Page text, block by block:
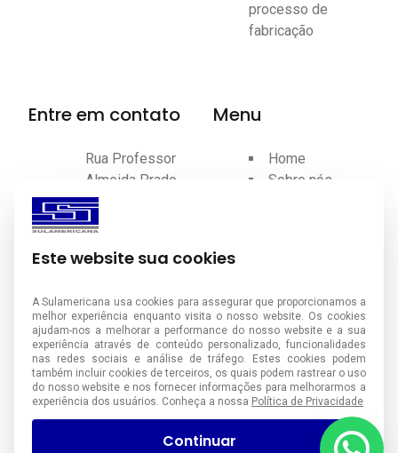
Este website sua cookies
A Sulamericana usa cookies para assegurar que proporcionamos a
melhor experiência enquanto visita o nosso website. Os cookies
ajudam-nos a melhorar a performance do nosso website e a sua
experiência através de conteúdo personalizado, funcionalidades
nas redes sociais e análise de tráfego. Estes cookies podem
também incluir cookies de terceiros, os quais podem rastrear o uso
do nosso website e nos fornecer informações para melhorarmos a
experiência dos usuários. Conheça a nossa Política de Privacidade
Continuar
processo de
fabricação
Entre em contato
Rua Professor
Almeida Prado,
41 - Planalto -
São Bernardo
7100
(11) 99758-
7461
vendas@sulamericana.ind.br
Menu
Home
Sobre nós